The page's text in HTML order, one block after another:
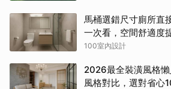
馬桶選錯尺寸廁所直
一次看，空間舒適度
100室內設計
2026最全裝潢風格
風格對比，選對省心